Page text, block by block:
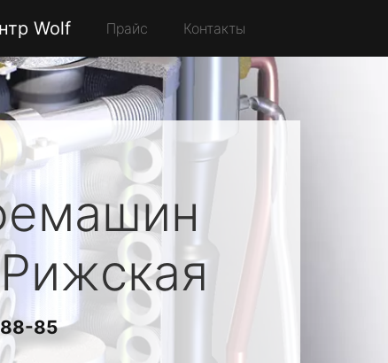
Wolf Прайс Контакты
85